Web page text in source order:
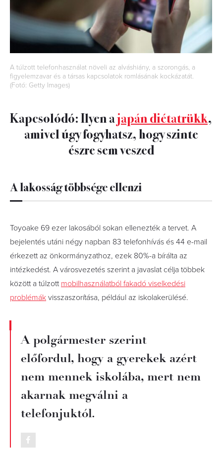
A túlzott telefonhasználat növeli az alváshiány, a szorongás, a
figyelemzavar és a társas kapcsolatok romlásának kockázatát.
(Fotó: Getty Images)
Kapcsolódó: Ilyen ajapán diétatrükk,
amivel úgy fogyhatsz, hogy szinte
észre sem veszed
A lakosság többsége ellenzi
Toyoake 69 ezer lakosából sokan ellenezték a tervet. A
bejelentés utáni négy napban 83 telefonhívás és 44 e-mail
érkezett az önkormányzathoz, ezek 80%-a bírálta az
intézkedést. A városvezetés szerint a javaslat célja többek
között a túlzott mobilhasználatból fakadó viselkedési
problémák visszaszorítása, például az iskolakerülésé.
A polgármester szerint
előfordul, hogy a gyerekek azért
nem mennek iskolába, mert nem
akarnak megválni a
telefonjuktól.